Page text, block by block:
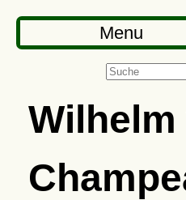
Menu
Wilhelm